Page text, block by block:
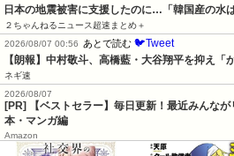
日本の地震被害に支援したのに…「韓国産の水
２ちゃんねるニュース超速まとめ＋
2026/08/07 00:56
あとで読む 🐦Tweet
【朗報】中村敬斗、高橋藍・大谷翔平を抑え「
ネギ速
2026/08/07
[PR] 【ベストセラー】毎日更新！最近みんな
本・マンガ編
Amazon